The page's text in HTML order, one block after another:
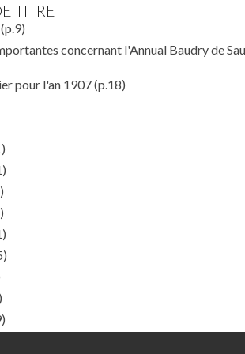
TITRE
(p.9)
concernant l'Annual Baudry de
pour l'an 1907(p.18)